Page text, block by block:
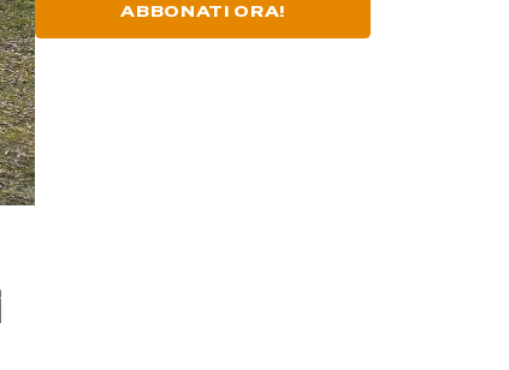
ABBONATI ORA!